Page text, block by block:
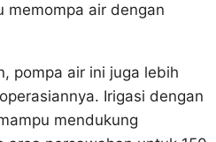
memompa air dengan
pompa air ini juga lebih
Irigasi dengan
mendukung